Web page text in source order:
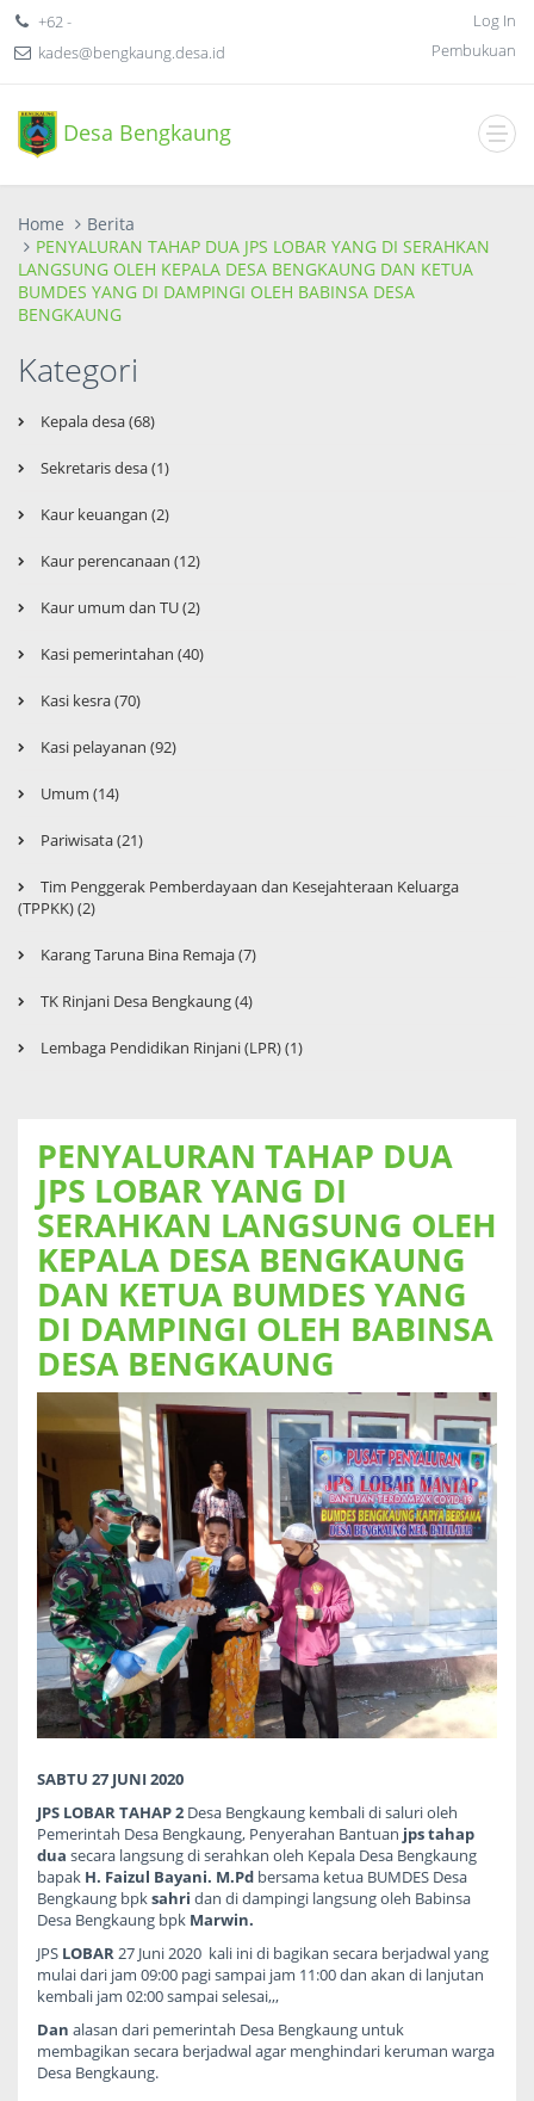
+62 -
kades@bengkaung.desa.id
Log In
Pembukuan
Desa Bengkaung
Home
Berita
PENYALURAN TAHAP DUA JPS LOBAR YANG DI SERAHKAN
LANGSUNG OLEH KEPALA DESA BENGKAUNG DAN KETUA
BUMDES YANG DI DAMPINGI OLEH BABINSA DESA
BENGKAUNG
Kategori
Kepala desa (68)
Sekretaris desa (1)
Kaur keuangan (2)
Kaur perencanaan (12)
Kaur umum dan TU (2)
Kasi pemerintahan (40)
Kasi kesra (70)
Kasi pelayanan (92)
Umum (14)
Pariwisata (21)
Tim Penggerak Pemberdayaan dan Kesejahteraan Keluarga
(TPPKK) (2)
Karang Taruna Bina Remaja (7)
TK Rinjani Desa Bengkaung (4)
Lembaga Pendidikan Rinjani (LPR) (1)
PENYALURAN TAHAP DUA
JPS LOBAR YANG DI
SERAHKAN LANGSUNG OLEH
KEPALA DESA BENGKAUNG
DAN KETUA BUMDES YANG
DI DAMPINGI OLEH BABINSA
DESA BENGKAUNG
SABTU 27 JUNI 2020
JPS LOBAR TAHAP 2 Desa Bengkaung kembali di saluri oleh
Pemerintah Desa Bengkaung, Penyerahan Bantuan jps tahap
dua secara langsung di serahkan oleh Kepala Desa Bengkaung
bapak H. Faizul Bayani. M.Pd bersama ketua BUMDES Desa
Bengkaung bpksahri dan di dampingi langsung oleh Babinsa
Desa Bengkaung bpk Marwin.
JPS LOBAR 27 Juni 2020 kali ini di bagikan secara berjadwal yang
mulai dari jam 09:00 pagi sampai jam 11:00 dan akan di lanjutan
kembali jam 02:00 sampai selesai,,,
Dan alasan dari pemerintah Desa Bengkaung untuk
membagikan secara berjadwal agar menghindari keruman warga
Desa Bengkaung.